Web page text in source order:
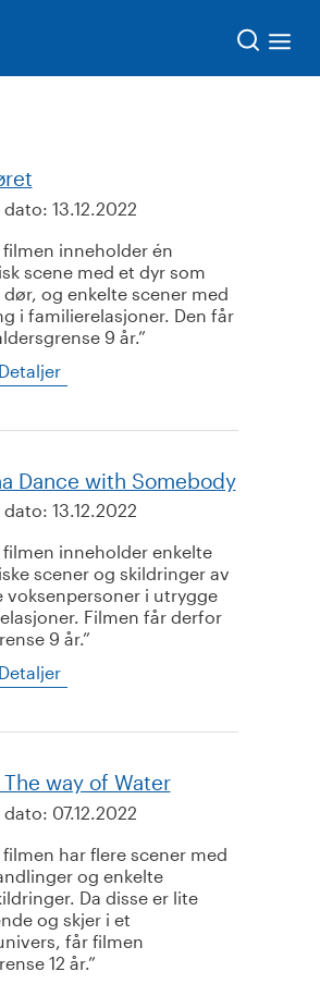
dato: 13.12.2022
filmen inneholder én
scene med et dyr som
og enkelte scener med
i familierelasjoner. Den får
9 år.
Detaljer
Dance with Somebody
dato: 13.12.2022
filmen inneholder enkelte
scener og skildringer av
voksenpersoner i utrygge
Filmen får derfor
9 år.
Detaljer
The way of Water
dato: 07.12.2022
filmen har flere scener med
og enkelte
Da disse er lite
og skjer i et
får filmen
12 år.